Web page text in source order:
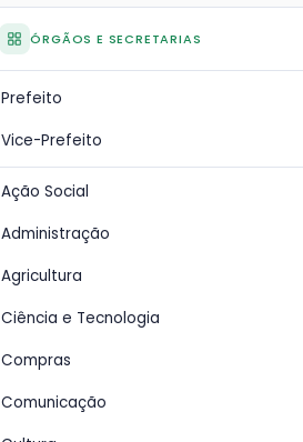
ÓRGÃOS E SECRETARIAS
Prefeito
Vice-Prefeito
Ação Social
Administração
Agricultura
Ciência e Tecnologia
Compras
Comunicação